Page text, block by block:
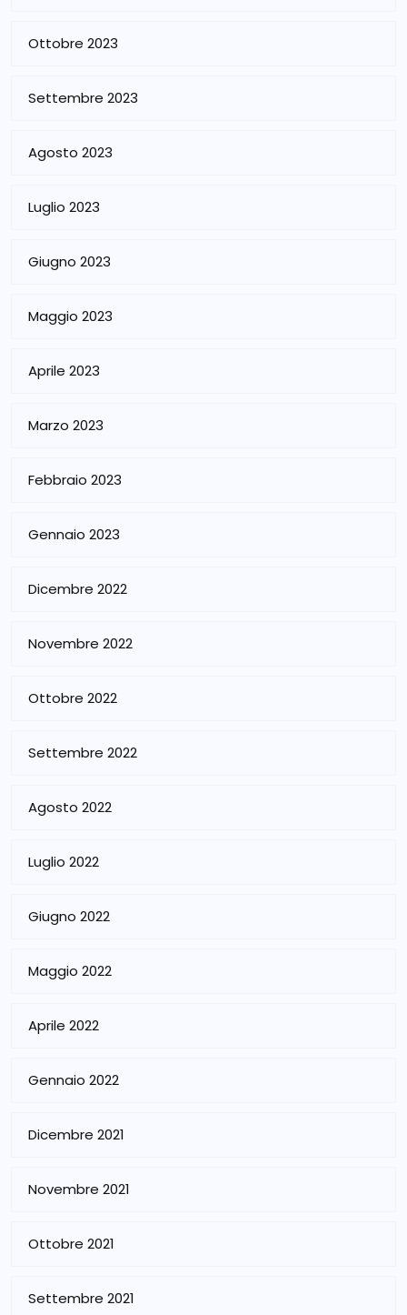
Ottobre 2023
Settembre 2023
Agosto 2023
Luglio 2023
Giugno 2023
Maggio 2023
Aprile 2023
Marzo 2023
Febbraio 2023
Gennaio 2023
Dicembre 2022
Novembre 2022
Ottobre 2022
Settembre 2022
Agosto 2022
Luglio 2022
Giugno 2022
Maggio 2022
Aprile 2022
Gennaio 2022
Dicembre 2021
Novembre 2021
Ottobre 2021
Settembre 2021